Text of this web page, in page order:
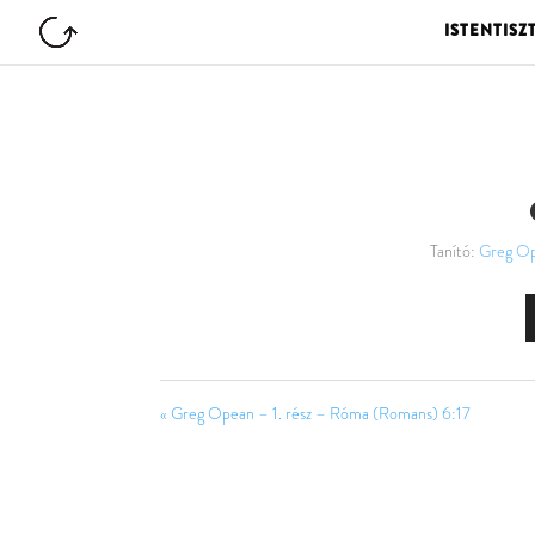
Tanító: Greg
« Greg Opean – 1. rész – Róma (Romans) 6:17